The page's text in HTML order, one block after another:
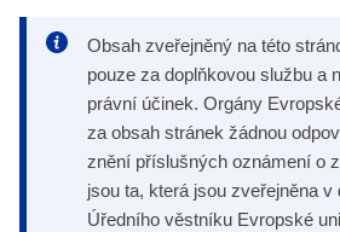
Obsah zveřejněný na této
pouze za doplňkovou službu a
právní účinek. Orgány
za obsah stránek žádnou
znění příslušných oznámení o
jsou ta, která jsou zveřejněna v
Úředního věstníku Evropské